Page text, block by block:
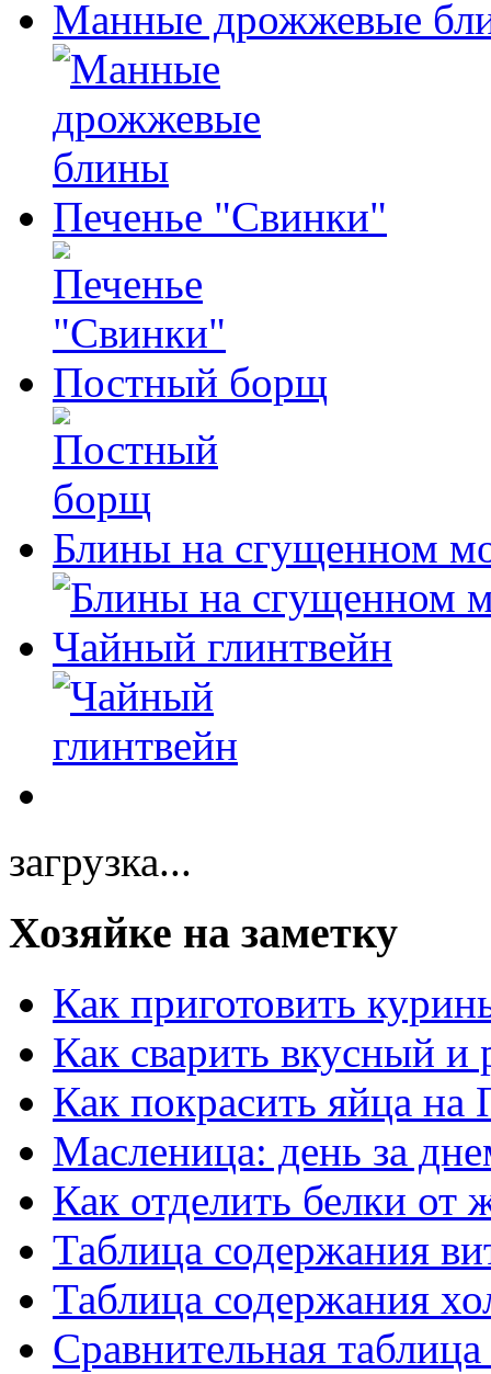
Манные дрожжевые
Печенье "Свинки"
Постный борщ
Блины на сгущенном
Чайный глинтвейн
загрузка...
Хозяйке на заметку
Как приготовить
Как сварить вкусный и
Как покрасить яйца на
Масленица: день за
Как отделить белки от
Таблица содержания
Таблица содержания
Сравнительная